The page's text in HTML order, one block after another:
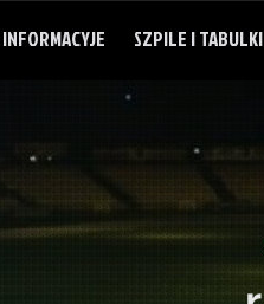
INFORMACYJE SZPILE I TABULKI